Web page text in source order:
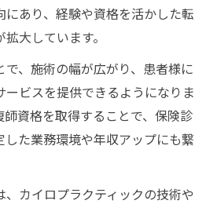
にあり、経験や資格を活かした転
大しています。
、施術の幅が広がり、患者様に
ービスを提供できるようになりま
資格を取得することで、保険診
た業務環境や年収アップにも繋
カイロプラクティックの技術や